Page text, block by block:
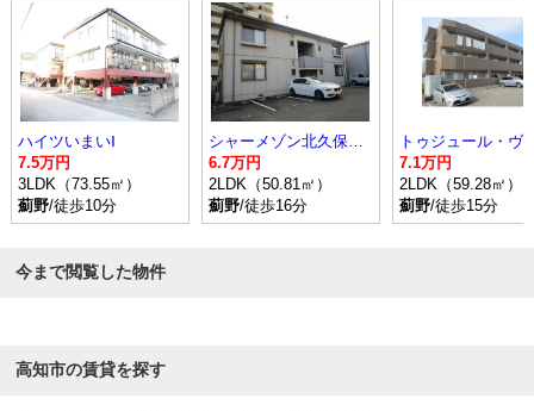
ハイツいまいⅠ
7.5万円
3LDK（73.55㎡）
薊野/徒歩10分
シャーメゾン北久保Ｂ棟
6.7万円
2LDK（50.81㎡）
薊野/徒歩16分
7.1万円
2LDK（59.28㎡）
薊野/徒歩15分
今まで閲覧した物件
高知市の賃貸を探す